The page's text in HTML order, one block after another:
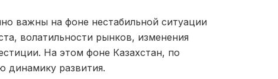
важны на фоне нестабильной ситуации
волатильности рынков, изменения
На этом фоне Казахстан, по
динамику развития.